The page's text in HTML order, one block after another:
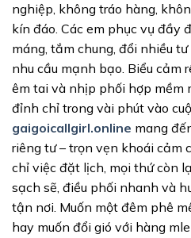
nghiệp, không tráo hàng,
kín đáo. Các em phục vụ đầy
máng, tắm chung, đổi nhiều
nhu cầu mạnh bạo. Biểu cảm
êm tai và nhịp phối hợp mềm
đỉnh chỉ trong vài phút vào
gaigoicallgirl.online mang
riêng tư – trọn vẹn khoái cảm
chỉ việc đặt lịch, mọi thứ còn
sạch sẽ, điều phối nhanh và
tận nơi. Muốn một đêm phê
hay muốn đổi gió với hàng